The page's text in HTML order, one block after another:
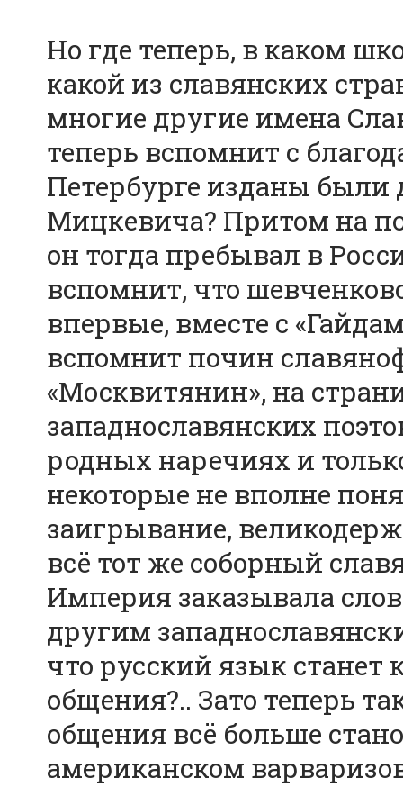
Но где теперь, в каком
какой из славянских
многие другие имена
теперь вспомнит с
Петербурге изданы
Мицкевича? Притом на
он тогда пребывал в
вспомнит, что
впервые, вместе с
вспомнит почин
«Москвитянин», на
западнославянских
родных наречиях и
некоторые не вполне
заигрывание,
всё тот же соборный
Империя заказывала
другим
что русский язык станет
общения?.. Зато теперь
общения всё больше
американском